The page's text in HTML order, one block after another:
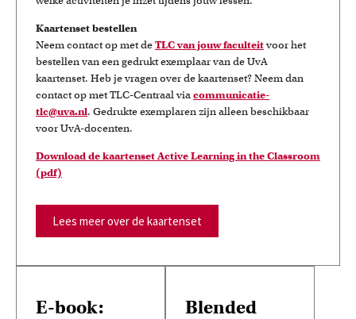
Kaartenset bestellen
Neem contact op met deTLC van jouw faculteitvoor het
bestellen van een gedrukt exemplaar van de UvA
kaartenset. Heb je vragen over de kaartenset? Neem dan
contact op met TLC-Centraal viacommunicatie-
tlc@uva.nl. Gedrukte exemplaren zijn alleen beschikbaar
voor UvA-docenten.
Download de kaartenset Active Learning in the Classroom
(pdf)
Lees meer over de kaartenset
E-book:
Blended